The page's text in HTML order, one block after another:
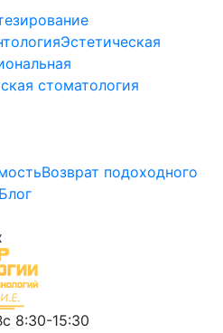
Эстетическая
стоматология
Возврат подоходного
Блог
8:30-15:30